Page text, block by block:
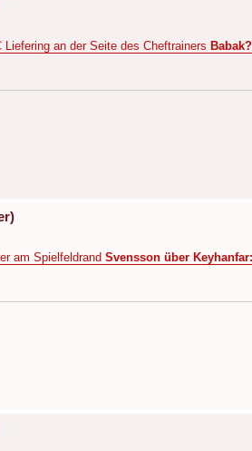
an der Seite des Cheftrainers
am Spielfeldrand Svensson über